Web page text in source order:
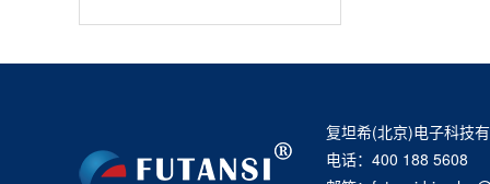
复坦希(北京)电子科技
电话：400 188 5608